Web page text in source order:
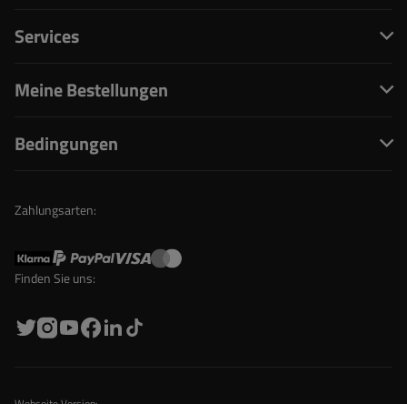
Services
Meine Bestellungen
Bedingungen
Zahlungsarten:
Finden Sie uns: